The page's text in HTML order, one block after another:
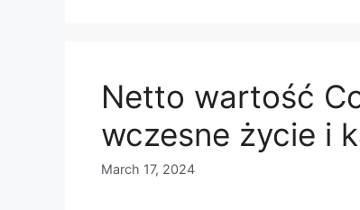
Netto wartość
wczesne życie i
March 17, 2024